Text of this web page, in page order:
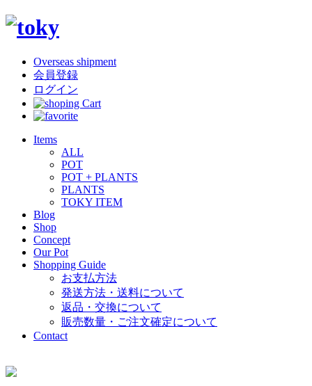
Overseas shipment
会員登録
ログイン
Items
ALL
POT
POT + PLANTS
PLANTS
TOKY ITEM
Blog
Shop
Concept
Our Pot
Shopping Guide
お支払方法
発送方法・送料について
返品・交換について
販売数量・ご注文確定について
Contact